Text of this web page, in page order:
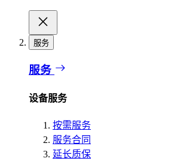
服务
服务
设备服务
按需服务
服务合同
延长质保